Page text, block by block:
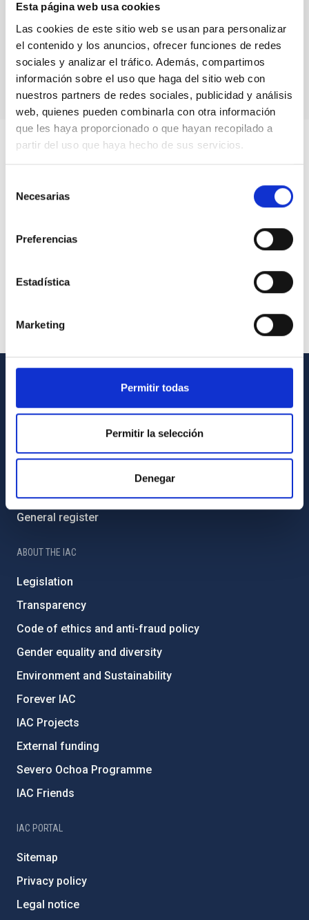
Esta página web usa cookies
Las cookies de este sitio web se usan para personalizar
el contenido y los anuncios, ofrecer funciones de redes
sociales y analizar el tráfico. Además, compartimos
información sobre el uso que haga del sitio web con
nuestros partners de redes sociales, publicidad y análisis
web, quienes pueden combinarla con otra información
que les haya proporcionado o que hayan recopilado a
partir del uso que haya hecho de sus servicios.
Necesarias
Preferencias
Estadística
Marketing
Permitir todas
Permitir la selección
Denegar
February 2026(3)
December 2025(2)
November 2025(1)
October 2025(3)
August 2025
(1)
Library
General register
ABOUT THE IAC
Legislation
Transparency
Code of ethics and anti-fraud policy
Gender equality and diversity
Environment and Sustainability
Forever IAC
IAC Projects
External funding
Severo Ochoa Programme
IAC Friends
IAC PORTAL
Sitemap
Privacy policy
Legal notice